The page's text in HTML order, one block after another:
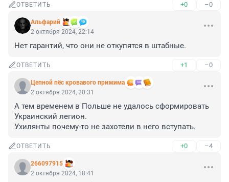
ОТВЕТИТЬ +0 –0
Альфарий
2 октября 2024, 22:14
Нет гарантий, что они не откупятся в штабные.
ОТВЕТИТЬ +1 –0
Цепной пёс кровавого прижима
2 октября 2024, 20:31
А тем временем в Польше не удалось сформировать
Украинский легион.
Ухилянты почему-то не захотели в него вступать.
ОТВЕТИТЬ +0 –4
266097915
2 октября 2024, 18:41